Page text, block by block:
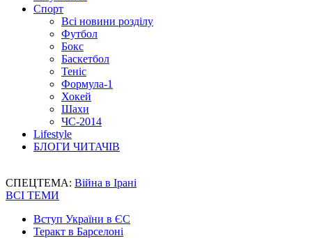
Спорт
Всі новини розділу
Футбол
Бокс
Баскетбол
Теніс
Формула-1
Хокей
Шахи
ЧС-2014
Lifestyle
БЛОГИ ЧИТАЧІВ
СПЕЦТЕМА: Війна в Ірані
ВСІ ТЕМИ
Вступ України в ЄС
Теракт в Барселоні